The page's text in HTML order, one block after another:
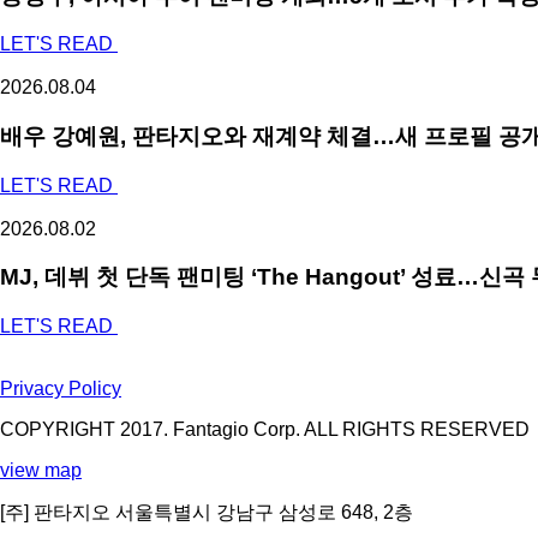
LET'S READ
2026.08.04
배우 강예원, 판타지오와 재계약 체결…새 프로필 공
LET'S READ
2026.08.02
MJ, 데뷔 첫 단독 팬미팅 ‘The Hangout’ 성료…신곡
LET'S READ
Privacy Policy
COPYRIGHT 2017. Fantagio Corp. ALL RIGHTS RESERVED
view map
[주] 판타지오 서울특별시 강남구 삼성로 648, 2층